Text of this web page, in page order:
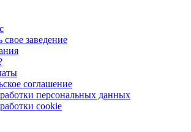
свое заведение
соглашение
персональных данных
cookie